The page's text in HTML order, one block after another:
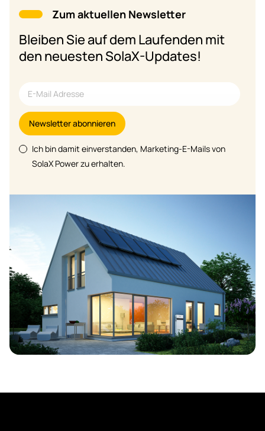
Zum aktuellen Newsletter
Bleiben Sie auf dem Laufenden mit
den neuesten SolaX-Updates!
Newsletter abonnieren
Ich bin damit einverstanden, Marketing-E-Mails von
SolaX Power zu erhalten.